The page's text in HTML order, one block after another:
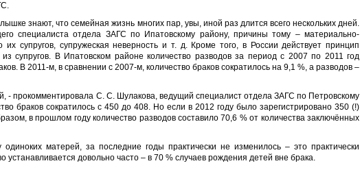
знают, что семейная жизнь многих пар, увы, иной раз длится всего нескольких дней.
специалиста отдела ЗАГС по Ипатовскому району, причины тому – материально-
супругов, супружеская неверность и т. д. Кроме того, в России действует принцип
супругов. В Ипатовском районе количество разводов за период с 2007 по 2011 год
В 2011-м, в сравнении с 2007-м, количество браков сократилось на 9,1 %, а разводов –
- прокомментировала С. С. Шулакова, ведущий специалист отдела ЗАГС по Петровскому
браков сократилось с 450 до 408. Но если в 2012 году было зарегистрировано 350 (!)
в прошлом году количество разводов составило 70,6 % от количества заключённых
матерей, за последние годы практически не изменилось – это практически
устанавливается довольно часто – в 70 % случаев рождения детей вне брака.